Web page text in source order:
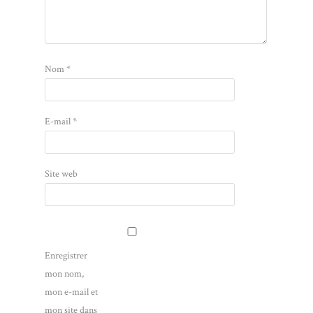
Nom*
E-mail*
Site web
Enregistrer
mon nom,
mon e-mail et
mon site dans